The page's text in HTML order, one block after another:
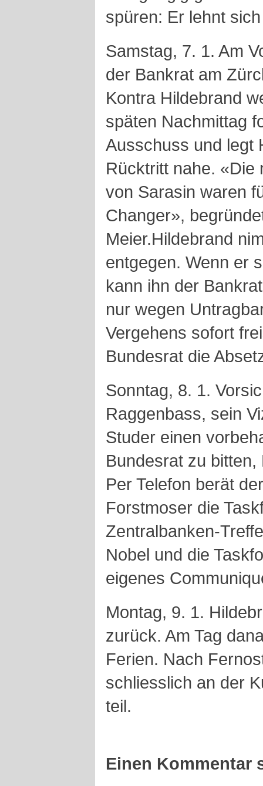
spüren: Er lehnt
Samstag, 7. 1. Am
der Bankrat am
Kontra Hildebrand
späten Nachmittag
Ausschuss und legt
Rücktritt nahe. «Die
von Sarasin waren
Changer»,
Meier.Hildebrand
entgegen. Wenn er
kann ihn der
nur wegen
Vergehens sofort
Bundesrat die
Sonntag, 8. 1.
Raggenbass, sein
Studer einen
Bundesrat zu
Per Telefon berät
Forstmoser die
Zentralbanken-
Nobel und die
eigenes
Montag, 9. 1.
zurück. Am Tag
Ferien. Nach
schliesslich an der
teil.
Einen Kommentar